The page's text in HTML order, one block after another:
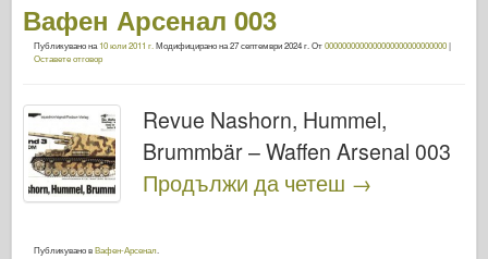
Вафен Арсенал 003
Публикувано на 10 юли 2011 г. Модифицирано на27 септември 2024 г. От0000000000000000000000000000|
Оставете отговор
Revue Nashorn, Hummel,
Brummbär – Waffen Arsenal 003
Продължи да четеш →
Публикувано вВафен-Арсенал